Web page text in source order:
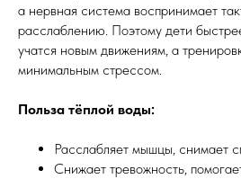
а нервная система воспринимает
расслаблению. Поэтому дети
учатся новым движениям, а
минимальным стрессом.
Польза тёплой воды:
Расслабляет мышцы, снимает
Снижает тревожность,